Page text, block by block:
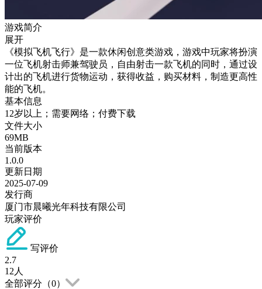
游戏简介
展开
《模拟飞机飞行》是一款休闲创意类游戏，游戏中玩家将扮演
一位飞机射击师兼驾驶员，自由射击一款飞机的同时，通过设
计出的飞机进行货物运动，获得收益，购买材料，制造更高性
能的飞机。
基本信息
12岁以上；需要网络；付费下载
文件大小
69MB
当前版本
1.0.0
更新日期
2025-07-09
发行商
厦门市晨曦光年科技有限公司
玩家评价
写评价
2.7
12 人
全部评分（0）